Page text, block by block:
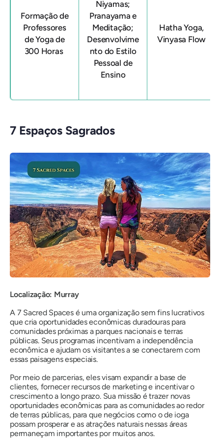
Formação de
Professores
de Yoga de
300 Horas
Niyamas;
Pranayama e
Meditação;
Desenvolvime
nto do Estilo
Pessoal de
Ensino
Hatha Yoga,
Vinyasa Flow
7 Espaços Sagrados
Localização: Murray
A 7 Sacred Spaces é uma organização sem fins lucrativos
que cria oportunidades econômicas duradouras para
comunidades próximas a parques nacionais e terras
públicas. Seus programas incentivam a independência
econômica e ajudam os visitantes a se conectarem com
essas paisagens especiais.
Por meio de parcerias, eles visam expandir a base de
clientes, fornecer recursos de marketing e incentivar o
crescimento a longo prazo. Sua missão é trazer novas
oportunidades econômicas para as comunidades ao redor
de terras públicas, para que negócios como o de ioga
possam prosperar e as atrações naturais nessas áreas
permaneçam importantes por muitos anos.